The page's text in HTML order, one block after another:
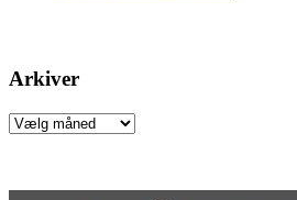
Arkiver
Arkiver